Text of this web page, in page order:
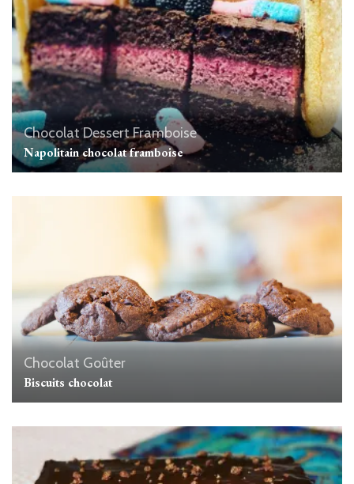
Chocolat DessertFramboise
Napolitain chocolat framboise
Chocolat Goûter
Biscuits chocolat